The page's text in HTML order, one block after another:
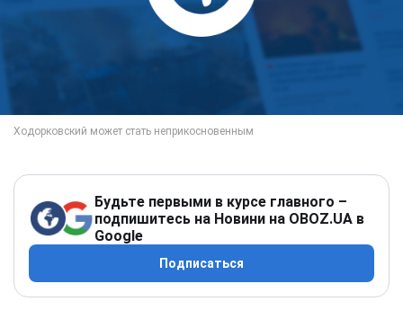
Будьте первыми в курсе главного –
подпишитесь на Новини на OBOZ.UA в
Google
Подписаться